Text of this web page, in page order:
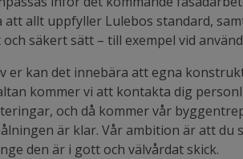
att allt uppfyller Lulebos standard,
säkert sätt – till exempel vid
er kan det innebära att egna
kommer vi att kontakta dig
och då kommer vår
är klar. Vår ambition är att du
den är i gott och välvårdat skick.